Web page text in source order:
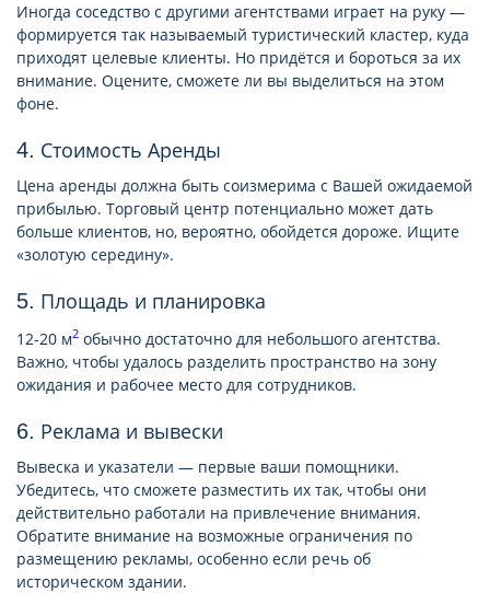
Иногда соседство с другими агентствами играет на руку —
формируется так называемый туристический кластер, куда
приходят целевые клиенты. Но придётся и бороться за их
внимание. Оцените, сможете ли вы выделиться на этом
фоне.
4. Стоимость Аренды
Цена аренды должна быть соизмерима с Вашей ожидаемой
прибылью. Торговый центр потенциально может дать
больше клиентов, но, вероятно, обойдется дороже. Ищите
«золотую середину».
5. Площадь и планировка
12-20 м2 обычно достаточно для небольшого агентства.
Важно, чтобы удалось разделить пространство на зону
ожидания и рабочее место для сотрудников.
6. Реклама и вывески
Вывеска и указатели — первые ваши помощники.
Убедитесь, что сможете разместить их так, чтобы они
действительно работали на привлечение внимания.
Обратите внимание на возможные ограничения по
размещению рекламы, особенно если речь об
историческом здании.